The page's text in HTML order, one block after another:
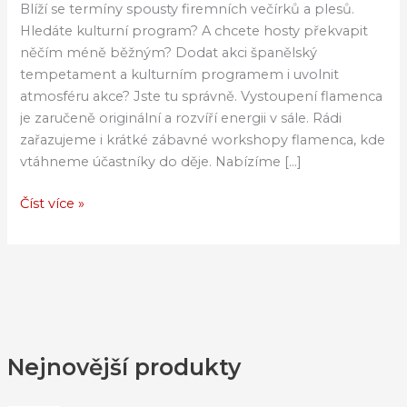
Nejnovější produkty
Blíží se termíny spousty firemních večírků a plesů.
Hledáte kulturní program? A chcete hosty překvapit
něčím méně běžným? Dodat akci španělský
tempetament a kulturním programem i uvolnit
atmosféru akce? Jste tu správně. Vystoupení flamenca
je zaručeně originální a rozvíří energii v sále. Rádi
zařazujeme i krátké zábavné workshopy flamenca, kde
vtáhneme účastníky do děje. Nabízíme […]
večírek?
Číst více »